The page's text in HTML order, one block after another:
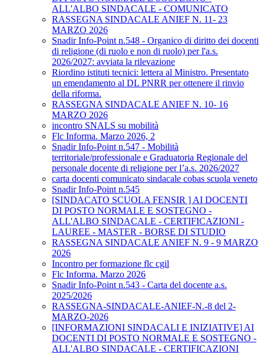
ALL'ALBO SINDACALE - COMUNICATO
RASSEGNA SINDACALE ANIEF N. 11- 23
MARZO 2026
Snadir Info-Point n.548 - Organico di diritto dei docenti
di religione (di ruolo e non di ruolo) per l'a.s.
2026/2027: avviata la rilevazione
Riordino istituti tecnici: lettera al Ministro. Presentato
un emendamento al DL PNRR per ottenere il rinvio
della riforma.
RASSEGNA SINDACALE ANIEF N. 10- 16
MARZO 2026
incontro SNALS su mobilità
Flc Informa. Marzo 2026, 2
Snadir Info-Point n.547 - Mobilità
territoriale/professionale e Graduatoria Regionale del
personale docente di religione per l’a.s. 2026/2027
carta docenti comunicato sindacale cobas scuola veneto
Snadir Info-Point n.545
[SINDACATO SCUOLA FENSIR ] AI DOCENTI
DI POSTO NORMALE E SOSTEGNO -
ALL'ALBO SINDACALE - CERTIFICAZIONI -
LAUREE - MASTER - BORSE DI STUDIO
RASSEGNA SINDACALE ANIEF N. 9 - 9 MARZO
2026
Incontro per formazione flc cgil
Flc Informa. Marzo 2026
Snadir Info-Point n.543 - Carta del docente a.s.
2025/2026
RASSEGNA-SINDACALE-ANIEF-N.-8 del 2-
MARZO-2026
[INFORMAZIONI SINDACALI E INIZIATIVE] AI
DOCENTI DI POSTO NORMALE E SOSTEGNO -
ALL'ALBO SINDACALE - CERTIFICAZIONI